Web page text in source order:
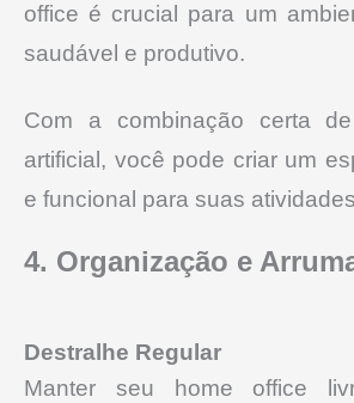
office é crucial para um
saudável e produtivo.
Com a combinação certa
artificial, você pode criar um
e funcional para suas
4. Organização e
Destralhe Regular
Manter seu home office